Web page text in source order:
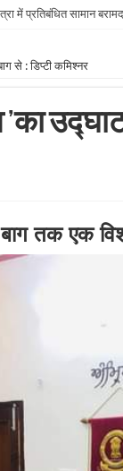
में प्रतिबंधित सामान बरामद
से : डिप्टी कमिश्नर
तक एक